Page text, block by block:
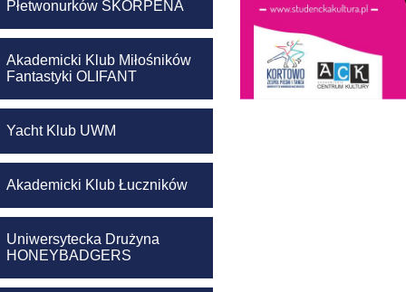
Płetwonurków SKORPENA
Akademicki Klub Miłośników
Fantastyki OLIFANT
Yacht Klub UWM
Akademicki Klub Łuczników
Uniwersytecka Drużyna
HONEYBADGERS